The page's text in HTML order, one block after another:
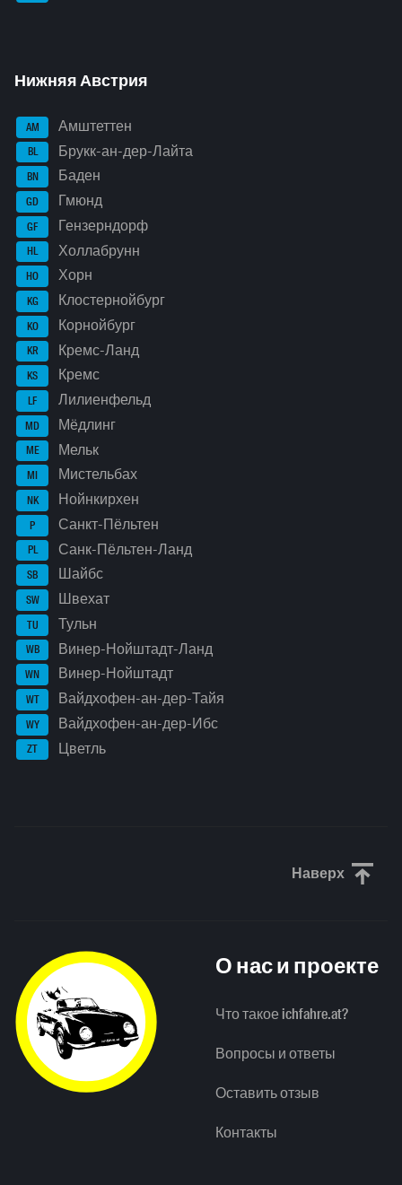
Нижняя Австрия
AM Амштеттен
BL Брукк-ан-дер-Лайта
BN Баден
GD Гмюнд
GF Гензерндорф
HL Холлабрунн
HO Хорн
KG Клостернойбург
KO Корнойбург
KR Кремс-Ланд
KS Кремс
LF Лилиенфельд
MD Мёдлинг
ME Мельк
MI Мистельбах
NK Нойнкирхен
P Санкт-Пёльтен
PL Санк-Пёльтен-Ланд
SB Шайбс
SW Швехат
TU Тульн
WB Винер-Нойштадт-Ланд
WN Винер-Нойштадт
WT Вайдхофен-ан-дер-Тайя
WY Вайдхофен-ан-дер-Ибс
ZT Цветль
Наверх
О нас и проекте
Что такое ichfahre.at?
Вопросы и ответы
Оставить отзыв
Контакты